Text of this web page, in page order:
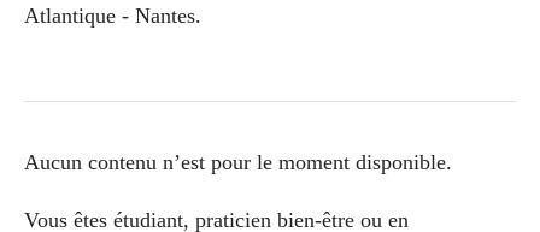
Atlantique - Nantes.
Aucun contenu n’est pour le moment disponible.
Vous êtes étudiant, praticien bien-être ou en